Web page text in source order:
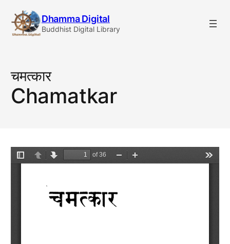
content
Dhamma Digital
Buddhist Digital Library
चमत्कार
Chamatkar